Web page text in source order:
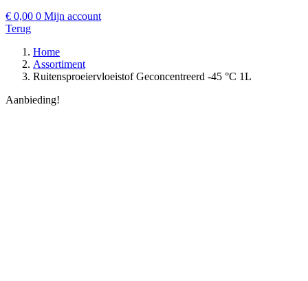
€ 0,00 0 Mijn account
Terug
Home
Assortiment
Ruitensproeiervloeistof Geconcentreerd -45 °C 1L
Aanbieding!